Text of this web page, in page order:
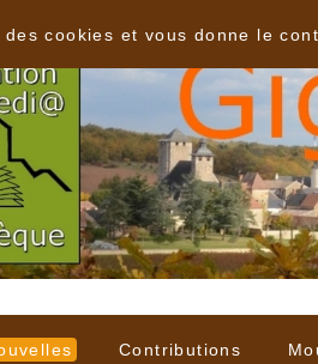
Contributions
cookies et vous donne le